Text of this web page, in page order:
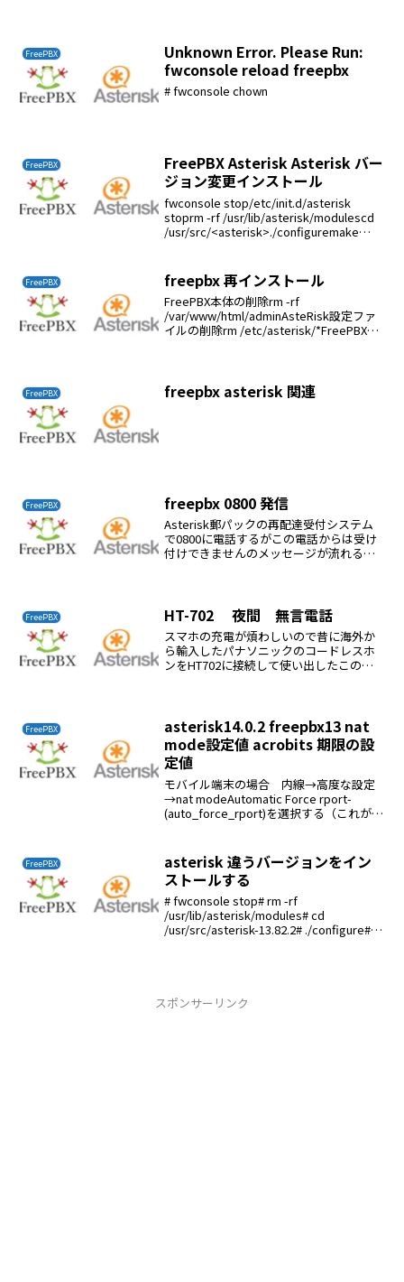
FreePBX
Unknown Error. Please Run:
fwconsole reload freepbx
# fwconsole chown
FreePBX
FreePBX Asterisk Asterisk バー
ジョン変更インストール
fwconsole stop/etc/init.d/asterisk
stoprm -rf /usr/lib/asterisk/modulescd
/usr/src/<asterisk>./configuremake
FreePBX freepbx 再インストール
FreePBX本体の削除rm -rf
/var/www/html/adminAsteRisk設定ファ
イルの削除rm /etc/asterisk/*FreePBXデ
FreePBX freepbx asterisk 関連
FreePBX freepbx 0800 発信
Asterisk郵パックの再配達受付システム
で0800に電話するがこの電話からは受け
付けできませんのメッセージが流れるお
aste...
FreePBX HT-702 夜間 無言電話
スマホの充電が煩わしいので昔に海外か
ら輸入したパナソニックのコードレスホ
ンをHT702に接続して使い出したこのコ
る、やかましい以前、...
FreePBX
asterisk14.0.2 freepbx13 nat
mode設定値 acrobits 期限の設
定値
モバイル端末の場合 内線→高度な設定
→nat modeAutomatic Force rport-
(auto_force_rport)を選択する（これがデ
FreePBX
asterisk 違うバージョンをイン
ストールする
# fwconsole stop# rm -rf
/usr/lib/asterisk/modules# cd
/usr/src/asterisk-13.82.2# ./configure#
スポンサーリンク